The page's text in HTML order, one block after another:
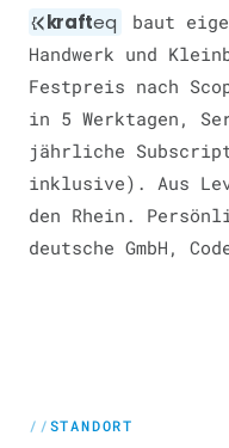
krafteq
baut
Handwerk und
Festpreis nach
in 5 Werktagen,
jährliche
inklusive). Aus
den Rhein.
deutsche GmbH,
STANDORT